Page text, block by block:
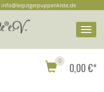
info@leipzigerpuppenkiste.de
0 0,00 €*